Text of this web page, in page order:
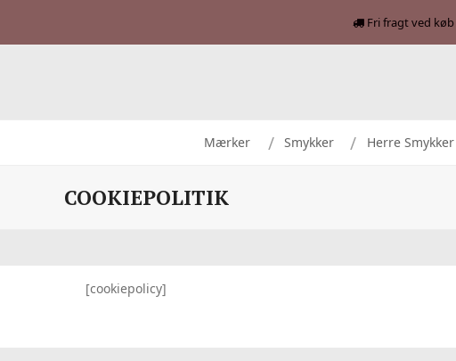
Fri fragt ved køb
Mærker Smykker Herre Smykker
COOKIEPOLITIK
[cookiepolicy]